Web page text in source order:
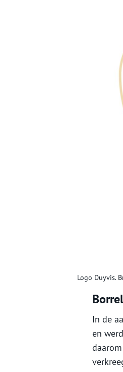
Logo Duyvis.
In de
en